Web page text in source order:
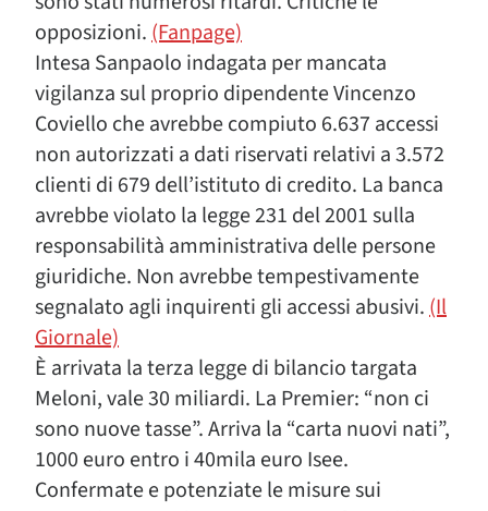
opposizioni.(Fanpage)
Intesa Sanpaolo indagata per mancata
vigilanza sul proprio dipendente Vincenzo
Coviello che avrebbe compiuto 6.637 accessi
non autorizzati a dati riservati relativi a 3.572
clienti di 679 dell’istituto di credito. La banca
avrebbe violato la legge 231 del 2001 sulla
responsabilità amministrativa delle persone
giuridiche. Non avrebbe tempestivamente
segnalato agli inquirenti gli accessi abusivi.(Il
Giornale)
È arrivata la terza legge di bilancio targata
Meloni, vale 30 miliardi. La Premier: “non ci
sono nuove tasse”. Arriva la “carta nuovi nati”,
1000 euro entro i 40mila euro Isee.
Confermate e potenziate le misure sui